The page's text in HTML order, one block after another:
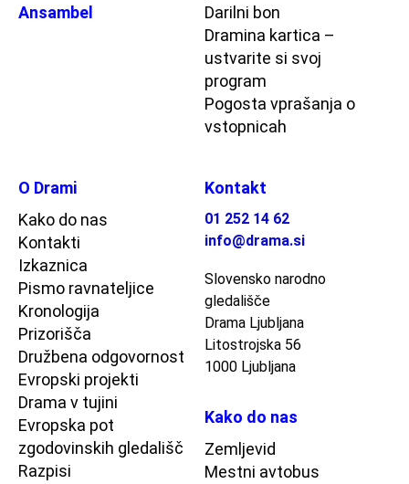
Ansambel
Darilni bon
Dramina kartica –
ustvarite si svoj
program
Pogosta vprašanja o
vstopnicah
O Drami
Kako do nas
Kontakti
Izkaznica
Pismo ravnateljice
Kronologija
Prizorišča
Družbena odgovornost
Evropski projekti
Drama v tujini
Evropska pot
zgodovinskih gledališč
Razpisi
Kontakt
01 252 14 62
info@drama.si
Slovensko narodno
gledališče
Drama Ljubljana
Litostrojska 56
1000 Ljubljana
Kako do nas
Zemljevid
Mestni avtobus